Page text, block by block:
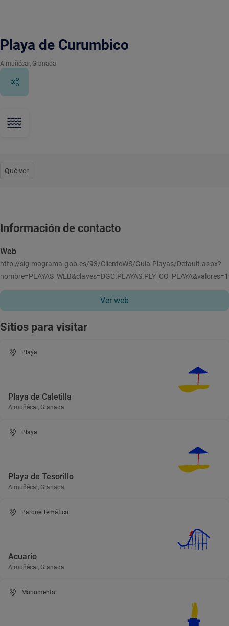
Playa de Curumbico
Almuñécar, Granada
Qué ver
Información de contacto
Web
http://sig.magrama.gob.es/93/ClienteWS/Guia-Playas/Default.aspx?
Ver web
Sitios para visitar
Playa
Playa de Caletilla
Almuñécar, Granada
Playa
Playa de Tesorillo
Almuñécar, Granada
Parque Temático
Acuario
Almuñécar, Granada
Monumento